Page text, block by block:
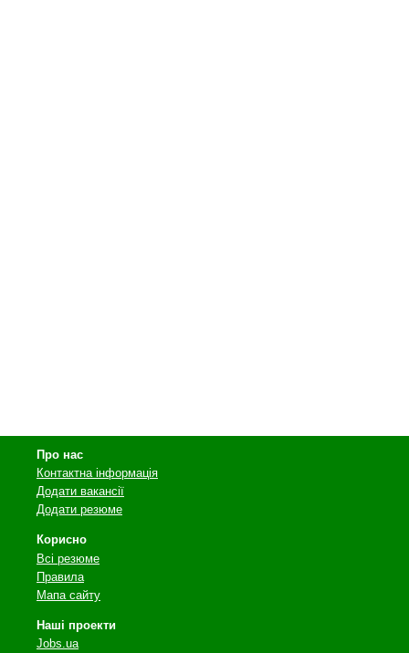
Про нас
Контактна інформація
Додати вакансії
Додати резюме
Корисно
Всі резюме
Правила
Мапа сайту
Наші проекти
Jobs.ua